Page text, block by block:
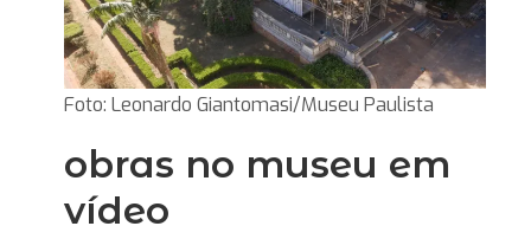
Foto: Leonardo Giantomasi/Museu Paulista
obras no museu em
vídeo